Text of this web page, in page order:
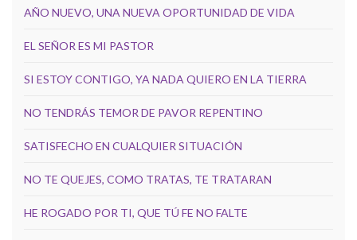
AÑO NUEVO, UNA NUEVA OPORTUNIDAD DE VIDA
EL SEÑOR ES MI PASTOR
SI ESTOY CONTIGO, YA NADA QUIERO EN LA TIERRA
NO TENDRÁS TEMOR DE PAVOR REPENTINO
SATISFECHO EN CUALQUIER SITUACIÓN
NO TE QUEJES, COMO TRATAS, TE TRATARAN
HE ROGADO POR TI, QUE TÚ FE NO FALTE